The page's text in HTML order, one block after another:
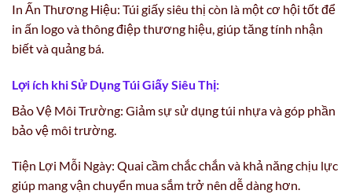
In Ấn Thương Hiệu: Túi giấy siêu thị còn là một cơ hội tốt để
in ấn logo và thông điệp thương hiệu, giúp tăng tính nhận
biết và quảng bá.
Lợi ích khi Sử Dụng Túi Giấy Siêu Thị:
Bảo Vệ Môi Trường: Giảm sự sử dụng túi nhựa và góp phần
bảo vệ môi trường.
Tiện Lợi Mỗi Ngày: Quai cầm chắc chắn và khả năng chịu lực
giúp mang vận chuyển mua sắm trở nên dễ dàng hơn.